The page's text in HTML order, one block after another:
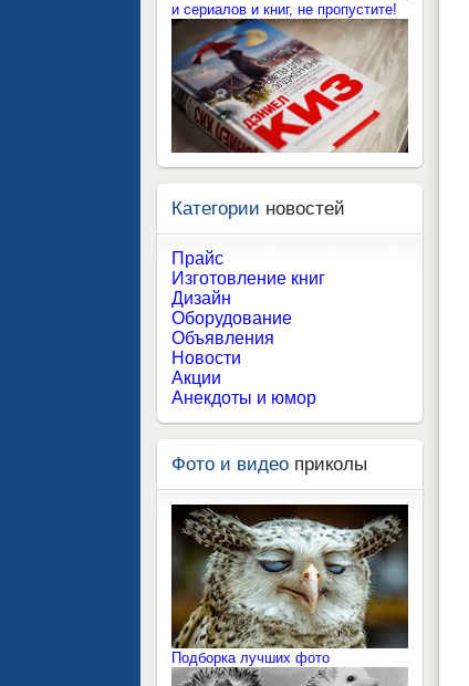
и сериалов и книг, не пропустите!
Категории новостей
Прайс
Изготовление книг
Дизайн
Оборудование
Объявления
Новости
Акции
Анекдоты и юмор
Фото и видео приколы
Подборка лучших фото